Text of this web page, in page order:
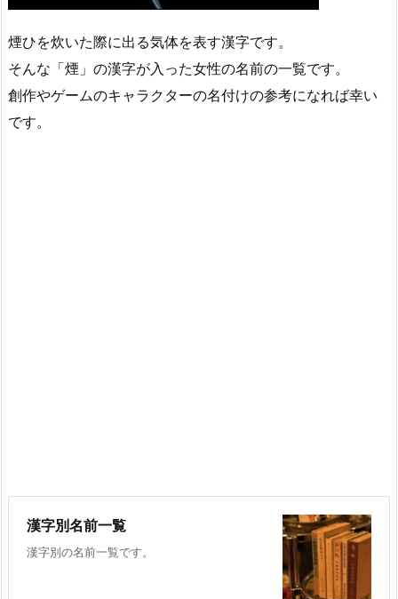
煙ひを炊いた際に出る気体を表す漢字です。
そんな「煙」の漢字が入った女性の名前の一覧です。
創作やゲームのキャラクターの名付けの参考になれば幸い
です。
漢字別名前一覧
漢字別の名前一覧です。